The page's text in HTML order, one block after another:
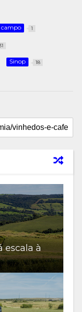
campo 1
Sinop 18
escala à